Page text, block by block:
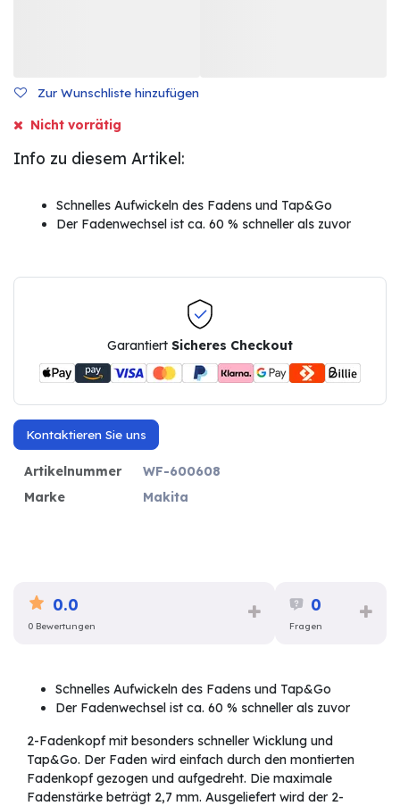
Zur Wunschliste hinzufügen
Nicht vorrätig
Info zu diesem Artikel:
Schnelles Aufwickeln des Fadens und Tap&Go
Der Fadenwechsel ist ca. 60 % schneller als zuvor
Garantiert Sicheres Checkout
Kontaktieren Sie uns
Artikelnummer
WF-600608
Marke
Makita
0.0
0 Bewertungen
0
Fragen
Schnelles Aufwickeln des Fadens und Tap&Go
Der Fadenwechsel ist ca. 60 % schneller als zuvor
2-Fadenkopf mit besonders schneller Wicklung und
Tap&Go. Der Faden wird einfach durch den montierten
Fadenkopf gezogen und aufgedreht. Die maximale
Fadenstärke beträgt 2,7 mm. Ausgeliefert wird der 2-